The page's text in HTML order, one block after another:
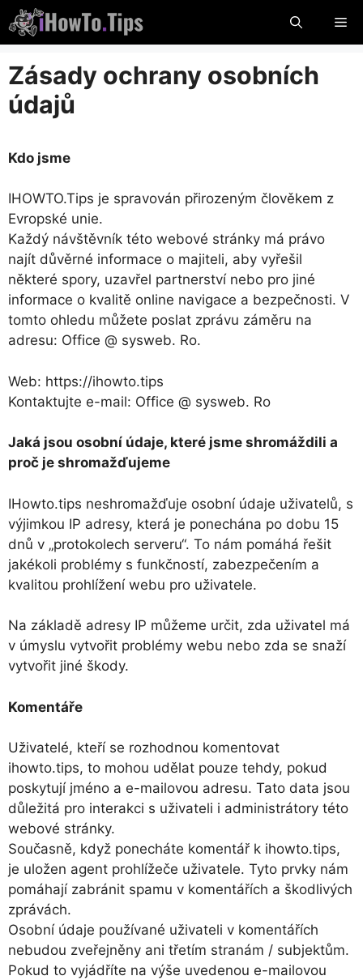
Přeskočit
na
obsah
Zásady ochrany osobních
údajů
Kdo jsme
IHOWTO.Tips je spravován přirozeným člověkem z
Evropské unie.
Každý návštěvník této webové stránky má právo
najít důvěrné informace o majiteli, aby vyřešil
některé spory, uzavřel partnerství nebo pro jiné
informace o kvalitě online navigace a bezpečnosti. V
tomto ohledu můžete poslat zprávu záměru na
adresu: Office @ sysweb. Ro.
Web: https://ihowto.tips
Kontaktujte e-mail: Office @ sysweb. Ro
Jaká jsou osobní údaje, které jsme shromáždili a
proč je shromažďujeme
IHowto.tips neshromažďuje osobní údaje uživatelů, s
výjimkou IP adresy, která je ponechána po dobu 15
dnů v „protokolech serveru“. To nám pomáhá řešit
jakékoli problémy s funkčností, zabezpečením a
kvalitou prohlížení webu pro uživatele.
Na základě adresy IP můžeme určit, zda uživatel má
v úmyslu vytvořit problémy webu nebo zda se snaží
vytvořit jiné škody.
Komentáře
Uživatelé, kteří se rozhodnou komentovat
ihowto.tips, to mohou udělat pouze tehdy, pokud
poskytují jméno a e-mailovou adresu. Tato data jsou
důležitá pro interakci s uživateli i administrátory této
webové stránky.
Současně, když ponecháte komentář k ihowto.tips,
je uložen agent prohlížeče uživatele. Tyto prvky nám
pomáhají zabránit spamu v komentářích a škodlivých
zprávách.
Osobní údaje používané uživateli v komentářích
nebudou zveřejněny ani třetím stranám / subjektům.
Pokud to vyjádříte na výše uvedenou e-mailovou